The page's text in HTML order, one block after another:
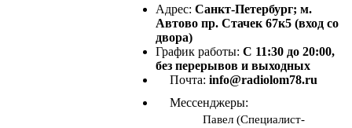
Адрес: Санкт-Петербург; м.
Автово пр. Стачек 67к5 (вход со
двора)
График работы: С 11:30 до 20:00,
без перерывов и выходных
Почта: info@radiolom78.ru
Мессенджеры:
Павел (Специалист-